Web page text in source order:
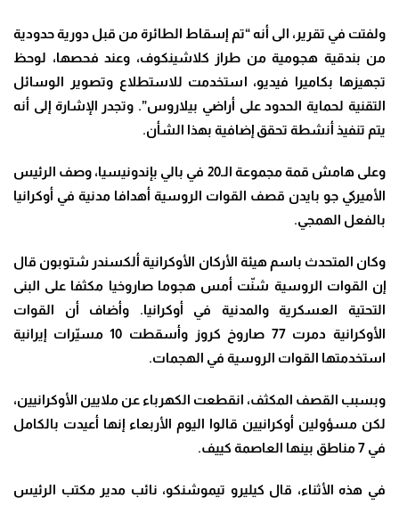
ولفتت في تقرير، الى أنه “تم إسقاط الطائرة من قبل دورية حدودية
من بندقية هجومية من طراز كلاشينكوف، وعند فحصها، لوحظ
تجهيزها بكاميرا فيديو، استخدمت للاستطلاع وتصوير الوسائل
التقنية لحماية الحدود على أراضي بيلاروس”. وتجدر الإشارة إلى أنه
يتم تنفيذ أنشطة تحقق إضافية بهذا الشأن.
وعلى هامش قمة مجموعة الـ20 في بالي بإندونيسيا، وصف الرئيس
الأميركي جو بايدن قصف القوات الروسية أهدافا مدنية في أوكرانيا
بالفعل الهمجي.
وكان المتحدث باسم هيئة الأركان الأوكرانية ألكسندر شتوبون قال
إن القوات الروسية شنّت أمس هجوما صاروخيا مكثفا على البنى
التحتية العسكرية والمدنية في أوكرانيا. وأضاف أن القوات
الأوكرانية دمرت 77 صاروخ كروز وأسقطت 10 مسيّرات إيرانية
استخدمتها القوات الروسية في الهجمات.
وبسبب القصف المكثف، انقطعت الكهرباء عن ملايين الأوكرانيين،
لكن مسؤولين أوكرانيين قالوا اليوم الأربعاء إنها أعيدت بالكامل
في 7 مناطق بينها العاصمة كييف
.
في هذه الأثناء، قال كيليرو تيموشنكو، نائب مدير مكتب الرئيس